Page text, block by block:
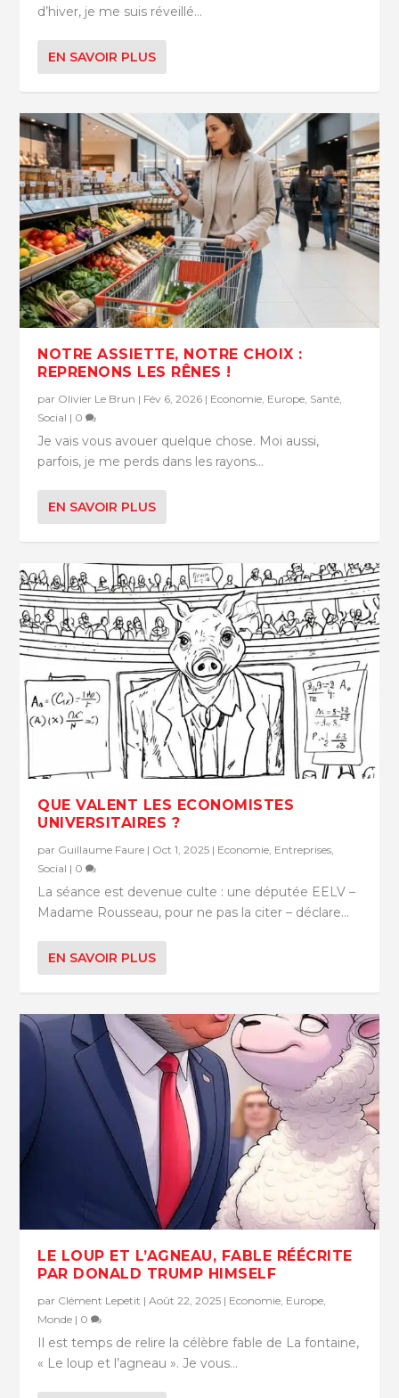
d’hiver, je me suis réveillé...
EN SAVOIR PLUS
NOTRE ASSIETTE, NOTRE CHOIX :
REPRENONS LES RÊNES !
par Olivier Le Brun | Fév 6, 2026 | Economie, Europe, Santé,
Social | 0
Je vais vous avouer quelque chose. Moi aussi,
parfois, je me perds dans les rayons...
EN SAVOIR PLUS
QUE VALENT LES ECONOMISTES
UNIVERSITAIRES ?
par Guillaume Faure | Oct 1, 2025 | Economie, Entreprises,
Social | 0
La séance est devenue culte : une députée EELV –
Madame Rousseau, pour ne pas la citer – déclare...
EN SAVOIR PLUS
LE LOUP ET L’AGNEAU, FABLE RÉÉCRITE
PAR DONALD TRUMP HIMSELF
par Clément Lepetit |Août 22, 2025 | Economie Europe
Monde | 0
Il est temps de relire la célèbre fable de La fontaine,
« Le loup et l’agneau ». Je vous...